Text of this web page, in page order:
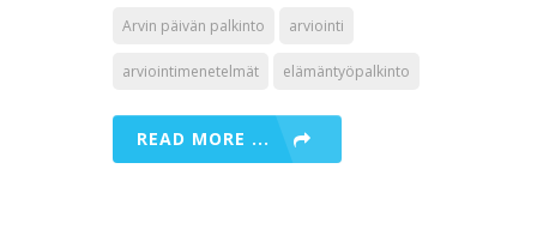
Arvin päivän palkinto arviointi
arviointimenetelmät elämäntyöpalkinto
READ MORE ...